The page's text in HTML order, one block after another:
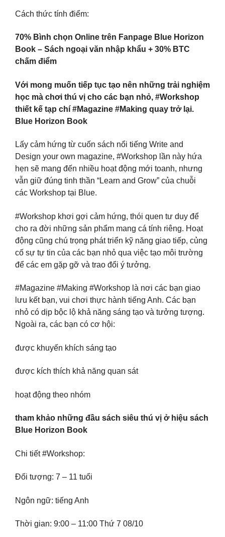
Cách thức tính điểm:
70% Bình chọn Online trên Fanpage Blue Horizon
Book – Sách ngoại văn nhập khẩu + 30% BTC
chấm điểm
Với mong muốn tiếp tục tạo nên những trải nghiệm
học mà chơi thú vị cho các bạn nhỏ, #Workshop
thiết kế tạp chí #Magazine #Making quay trở lại.
Blue Horizon Book
Lấy cảm hứng từ cuốn sách nổi tiếng Write and
Design your own magazine, #Workshop lần này hứa
hẹn sẽ mang đến nhiều hoạt động mới toanh, nhưng
vẫn giữ đúng tinh thần “Learn and Grow” của chuỗi
các Workshop tại Blue.
#Workshop khơi gợi cảm hứng, thói quen tư duy để
cho ra đời những sản phẩm mang cá tính riêng. Hoạt
động cũng chú trọng phát triển kỹ năng giao tiếp, củng
cố sự tự tin của các bạn nhỏ qua việc tạo môi trường
để các em gặp gỡ và trao đổi ý tưởng.
#Magazine #Making #Workshop là nơi các bạn giao
lưu kết bạn, vui chơi thực hành tiếng Anh. Các bạn
nhỏ có dịp bộc lộ khả năng sáng tạo và tưởng tượng.
Ngoài ra, các bạn có cơ hội:
được khuyến khích sáng tạo
được kích thích khả năng quan sát
hoạt động theo nhóm
tham khảo những đầu sách siêu thú vị ở hiệu sách
Blue Horizon Book
Chi tiết #Workshop:
Đối tượng: 7 – 11 tuổi
Ngôn ngữ: tiếng Anh
Thời gian: 9:00 – 11:00 Thứ 7 08/10